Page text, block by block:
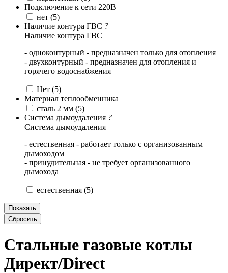
Подключение к сети 220В
нет (5)
Наличие контура ГВС ?
Наличие контура ГВС
- одноконтурный - предназначен только для отопления
- двухконтурный - предназначен для отопления и
горячего водоснабжения
Нет (5)
Материал теплообменника
сталь 2 мм (5)
Система дымоудаления ?
Система дымоудаления
- естественная - работает только с организованным
дымоходом
- принудительная - не требует организованного
дымохода
естественная (5)
Показать
Сбросить
Стальные газовые котлы
Директ/Direct